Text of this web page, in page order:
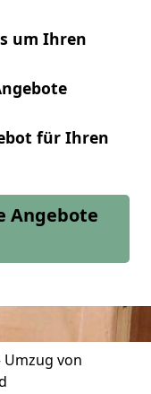
um Ihren
für Ihren
Angebote
Umzug von